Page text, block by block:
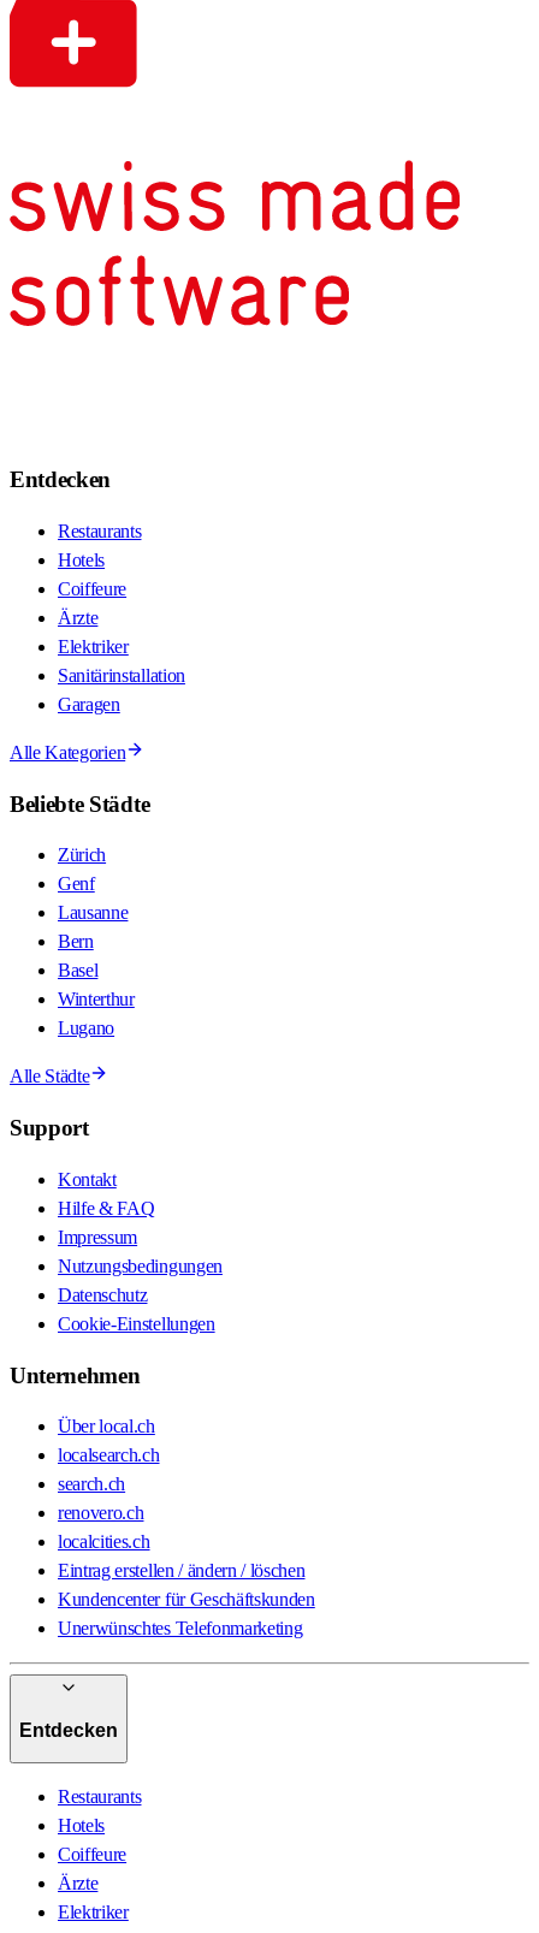
Entdecken
Restaurants
Hotels
Coiffeure
Ärzte
Elektriker
Sanitärinstallation
Garagen
Alle Kategorien
Beliebte Städte
Zürich
Genf
Lausanne
Bern
Basel
Winterthur
Lugano
Alle Städte
Support
Kontakt
Hilfe & FAQ
Impressum
Nutzungsbedingungen
Datenschutz
Cookie-Einstellungen
Unternehmen
Über local.ch
localsearch.ch
search.ch
renovero.ch
localcities.ch
Eintrag erstellen / ändern / löschen
Kundencenter für Geschäftskunden
Unerwünschtes Telefonmarketing
Entdecken
Restaurants
Hotels
Coiffeure
Ärzte
Elektriker